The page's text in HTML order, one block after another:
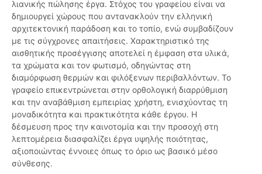
λιανικής πώλησης έργα. Στόχος του γραφείου είναι να
δημιουργεί χώρους που αντανακλούν την ελληνική
αρχιτεκτονική παράδοση και το τοπίο, ενώ συμβαδίζουν
με τις σύγχρονες απαιτήσεις. Χαρακτηριστικό της
αισθητικής προσέγγισης αποτελεί η έμφαση στα υλικά,
τα χρώματα και τον φωτισμό, οδηγώντας στη
διαμόρφωση θερμών και φιλόξενων περιβαλλόντων. Το
γραφείο επικεντρώνεται στην ορθολογική διαρρύθμιση
και την αναβάθμιση εμπειρίας χρήστη, ενισχύοντας τη
μοναδικότητα και πρακτικότητα κάθε έργου. Η
δέσμευση προς την καινοτομία και την προσοχή στη
λεπτομέρεια διασφαλίζει έργα υψηλής ποιότητας,
αξιοποιώντας έννοιες όπως το όριο ως βασικό μέσο
σύνθεσης.